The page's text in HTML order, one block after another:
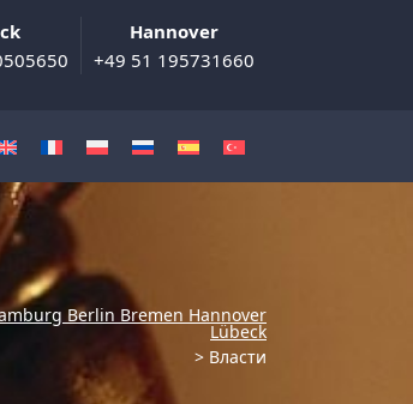
Hannover
+49 51 195731660
Berlin Bremen Hannover
Lübeck
> Власти